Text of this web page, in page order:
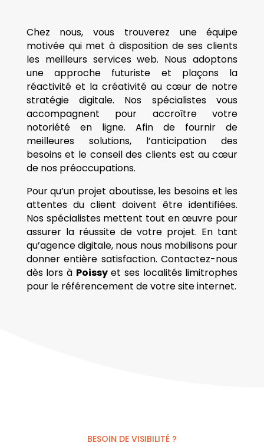
Chez nous, vous trouverez une équipe
motivée qui met à disposition de ses clients
les meilleurs services web. Nous adoptons
une approche futuriste et plaçons la
réactivité et la créativité au cœur de notre
stratégie digitale. Nos spécialistes vous
accompagnent pour accroître votre
notoriété en ligne. Afin de fournir de
meilleures solutions, l’anticipation des
besoins et le conseil des clients est au cœur
de nos préoccupations.
Pour qu’un projet aboutisse, les besoins et les
attentes du client doivent être identifiées.
Nos spécialistes mettent tout en œuvre pour
assurer la réussite de votre projet. En tant
qu’agence digitale, nous nous mobilisons pour
donner entière satisfaction. Contactez-nous
dès lors à Poissyet ses localités limitrophes
pour le référencement de votre site internet.
BESOIN DE VISIBILITÉ ?